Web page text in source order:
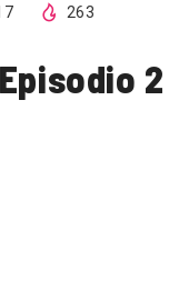
263
2